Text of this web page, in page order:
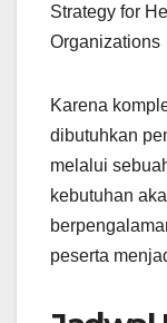
Strategy for
Organizations
Karena
dibutuhkan
melalui
kebutuhan
peserta